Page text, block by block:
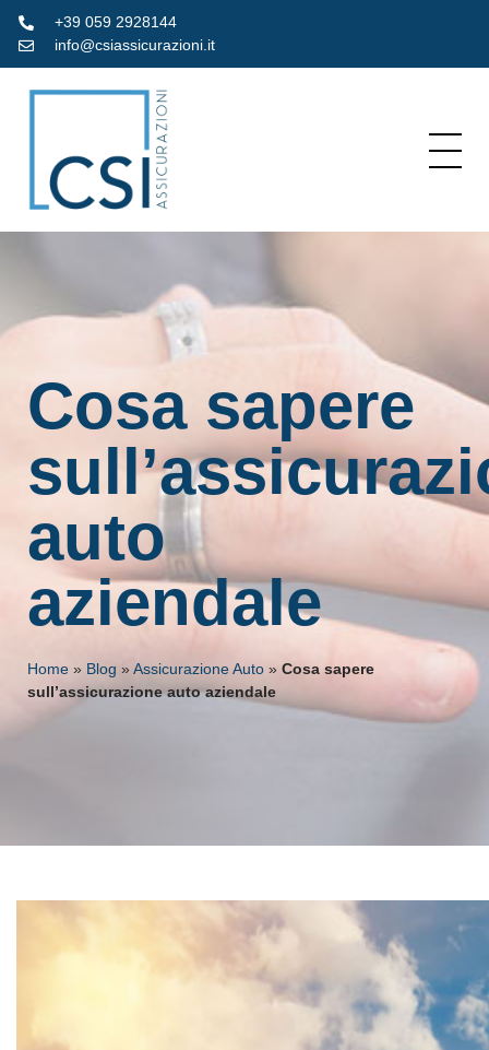
+39 059 2928144
info@csiassicurazioni.it
Cosa sapere
auto
aziendale
Home » Blog »Assicurazione Auto » Cosa sapere
sull’assicurazione auto aziendale